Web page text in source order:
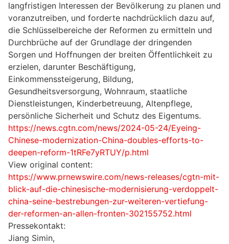
langfristigen Interessen der Bevölkerung zu planen und
voranzutreiben, und forderte nachdrücklich dazu auf,
die Schlüsselbereiche der Reformen zu ermitteln und
Durchbrüche auf der Grundlage der dringenden
Sorgen und Hoffnungen der breiten Öffentlichkeit zu
erzielen, darunter Beschäftigung,
Einkommenssteigerung, Bildung,
Gesundheitsversorgung, Wohnraum, staatliche
Dienstleistungen, Kinderbetreuung, Altenpflege,
persönliche Sicherheit und Schutz des Eigentums.
https://news.cgtn.com/news/2024-05-24/Eyeing-
Chinese-modernization-China-doubles-efforts-to-
deepen-reform-1tRFe7yRTUY/p.html
View original content:
https://www.prnewswire.com/news-releases/cgtn-mit-
blick-auf-die-chinesische-modernisierung-verdoppelt-
china-seine-bestrebungen-zur-weiteren-vertiefung-
der-reformen-an-allen-fronten-302155752.html
Pressekontakt:
Jiang Simin,